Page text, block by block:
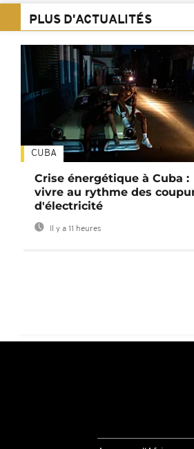
PLUS D'ACTUALITÉS
CUBA
Crise énergétique à Cuba :
vivre au rythme des
d'électricité
Il y a 11 heures